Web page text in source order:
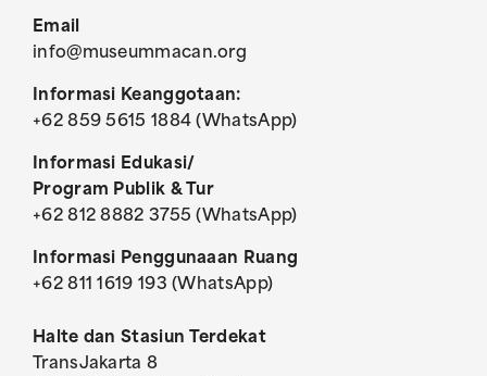
Email
info@museummacan.org
Informasi Keanggotaan:
+62 859 5615 1884 (WhatsApp)
Informasi Edukasi/
Program Publik & Tur
+62 812 8882 3755 (WhatsApp)
Informasi Penggunaaan Ruang
+62 811 1619 193 (WhatsApp)
Halte dan Stasiun Terdekat
TransJakarta 8